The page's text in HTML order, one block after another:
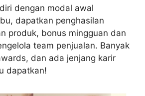
dengan modal awal
dapatkan penghasilan
produk, bonus mingguan dan
team penjualan. Banyak
dan ada jenjang karir
dapatkan!